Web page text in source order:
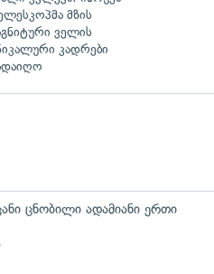
მზის
ველის
კადრები
ცნობილი ადამიანი ერთი